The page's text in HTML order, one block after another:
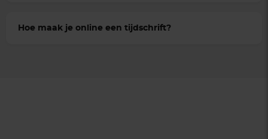
Hoe maak je online een tijdschrift?